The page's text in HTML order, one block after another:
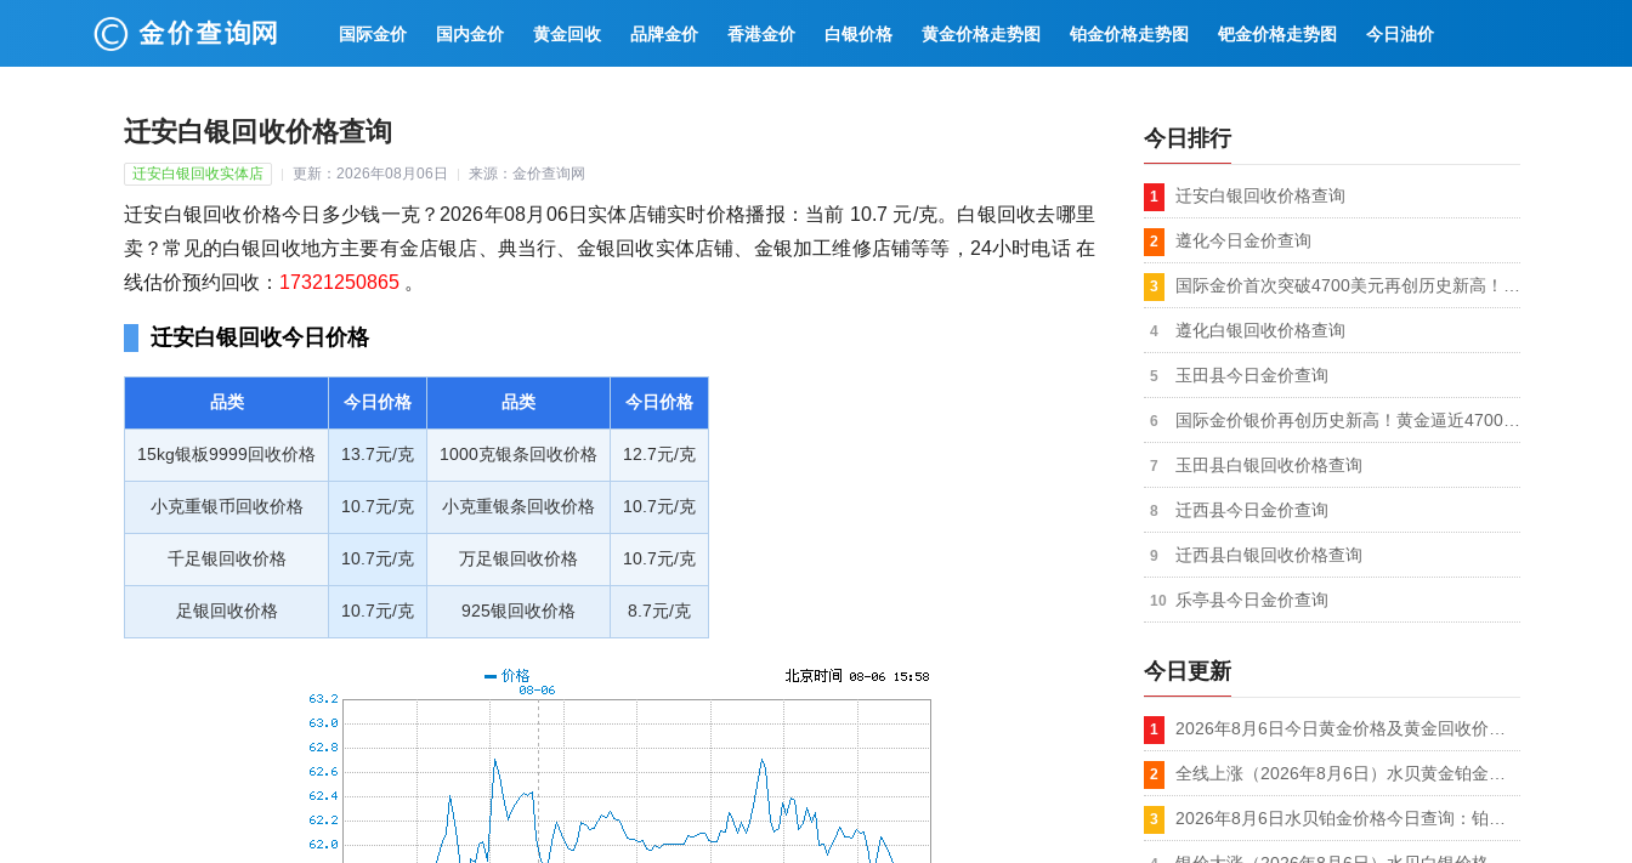
国际金价 国内金价 黄金回收 品牌金价 香港金价 白银价格 黄金价格走势图 铂金价格走势图 钯金价格走势图 今日油价
迁安白银回收价格查询
迁安白银回收实体店 更新：2026年08月06日 来源：金价查询网
迁安白银回收价格今日多少钱一克？2026年08月06日实体店铺实时价格播报：当前 10.7 元/克。白银回收去哪里
卖？常见的白银回收地方主要有金店银店、典当行、金银回收实体店铺、金银加工维修店铺等等，24小时电话 在
线估价预约回收： 17321250865 。
迁安白银回收今日价格
品类 今日价格 品类 今日价格
15kg银板9999回收价格 13.7元/克 1000克银条回收价格 12.7元/克
小克重银币回收价格 10.7元/克 小克重银条回收价格 10.7元/克
千足银回收价格 10.7元/克 万足银回收价格 10.7元/克
足银回收价格 10.7元/克 925银回收价格 8.7元/克
今日排行
迁安白银回收价格查询
遵化今日金价查询
遵化白银回收价格查询
玉田县今日金价查询
玉田县白银回收价格查询
迁西县今日金价查询
迁西县白银回收价格查询
乐亭县今日金价查询
今日更新